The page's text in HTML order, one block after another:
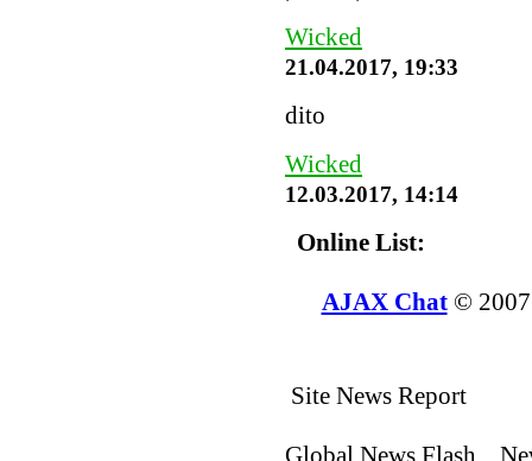
Wicked
21.04.2017, 19:33
dito
Wicked
12.03.2017, 14:14
Online List:
AJAX Chat©
Site News Report
Global News Flash...